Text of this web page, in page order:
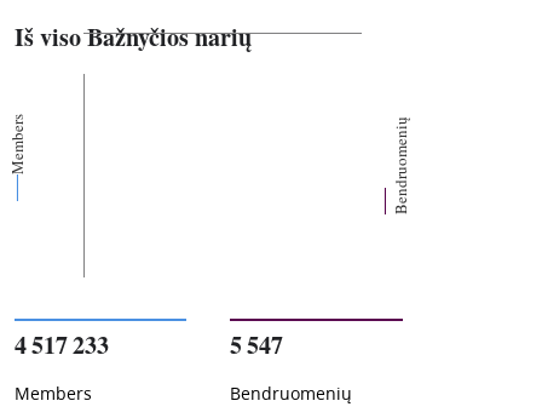
Iš viso Bažnyčios narių
Members Bendruomenių
4 517 233
Members
5 547
Bendruomenių